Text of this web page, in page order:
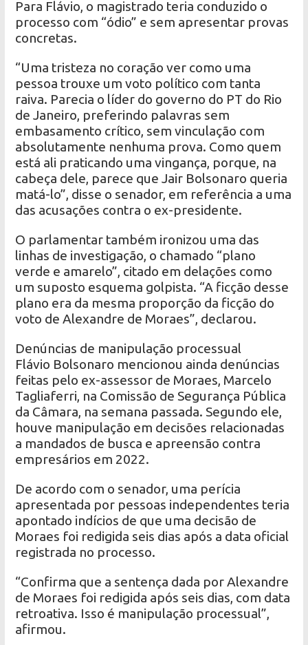
Para Flávio, o magistrado teria conduzido o
processo com “ódio” e sem apresentar provas
concretas.
“Uma tristeza no coração ver como uma
pessoa trouxe um voto político com tanta
raiva. Parecia o líder do governo do PT do Rio
de Janeiro, preferindo palavras sem
embasamento crítico, sem vinculação com
absolutamente nenhuma prova. Como quem
está ali praticando uma vingança, porque, na
cabeça dele, parece que Jair Bolsonaro queria
matá-lo”, disse o senador, em referência a uma
das acusações contra o ex-presidente.
O parlamentar também ironizou uma das
linhas de investigação, o chamado “plano
verde e amarelo”, citado em delações como
um suposto esquema golpista. “A ficção desse
plano era da mesma proporção da ficção do
voto de Alexandre de Moraes”, declarou.
Denúncias de manipulação processual
Flávio Bolsonaro mencionou ainda denúncias
feitas pelo ex-assessor de Moraes, Marcelo
Tagliaferri, na Comissão de Segurança Pública
da Câmara, na semana passada. Segundo ele,
houve manipulação em decisões relacionadas
a mandados de busca e apreensão contra
empresários em 2022.
De acordo com o senador, uma perícia
apresentada por pessoas independentes teria
apontado indícios de que uma decisão de
Moraes foi redigida seis dias após a data oficial
registrada no processo.
“Confirma que a sentença dada por Alexandre
de Moraes foi redigida após seis dias, com data
retroativa. Isso é manipulação processual”,
afirmou.